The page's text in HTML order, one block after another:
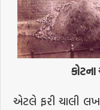
કોટના
એટલે ફરી ચાલી